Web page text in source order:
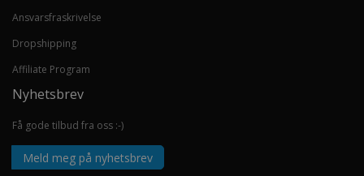
Ansvarsfraskrivelse
Dropshipping
Affiliate Program
Nyhetsbrev
Få gode tilbud fra oss :-)
Meld meg på nyhetsbrev